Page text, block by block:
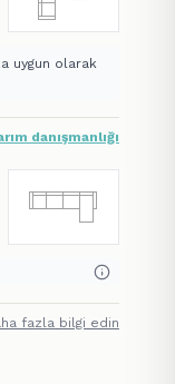
uygun olarak
danışmanlığı
fazla bilgi edin